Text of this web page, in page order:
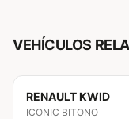
VEHÍCULOS
RENAULTKWID
ICONIC BITONO